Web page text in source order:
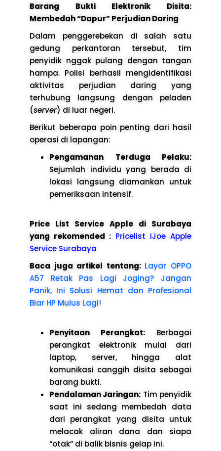
Barang Bukti Elektronik Disita:
Membedah “Dapur” Perjudian Daring
Dalam penggerebekan di salah satu
gedung perkantoran tersebut, tim
penyidik nggak pulang dengan tangan
hampa. Polisi berhasil mengidentifikasi
aktivitas perjudian daring yang
terhubung langsung dengan peladen
(server) di luar negeri.
Berikut beberapa poin penting dari hasil
operasi di lapangan:
Pengamanan Terduga Pelaku:
Sejumlah individu yang berada di
lokasi langsung diamankan untuk
pemeriksaan intensif.
Price List Service Apple di Surabaya
yang rekomended : Pricelist iJoe Apple
Service Surabaya
Baca juga artikel tentang: Layar OPPO
A57 Retak Pas Lagi Joging? Jangan
Panik, Ini Solusi Hemat dan Profesional
Biar HP Mulus Lagi!
Penyitaan Perangkat: Berbagai
perangkat elektronik mulai dari
laptop, server, hingga alat
komunikasi canggih disita sebagai
barang bukti.
Pendalaman Jaringan: Tim penyidik
saat ini sedang membedah data
dari perangkat yang disita untuk
melacak aliran dana dan siapa
“otak” di balik bisnis gelap ini.